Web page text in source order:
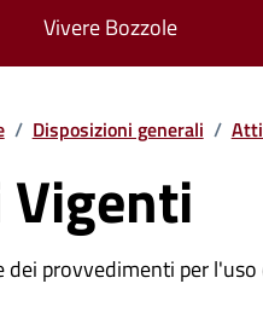
Vivere Bozzole
/ Disposizioni generali /
dei provvedimenti per